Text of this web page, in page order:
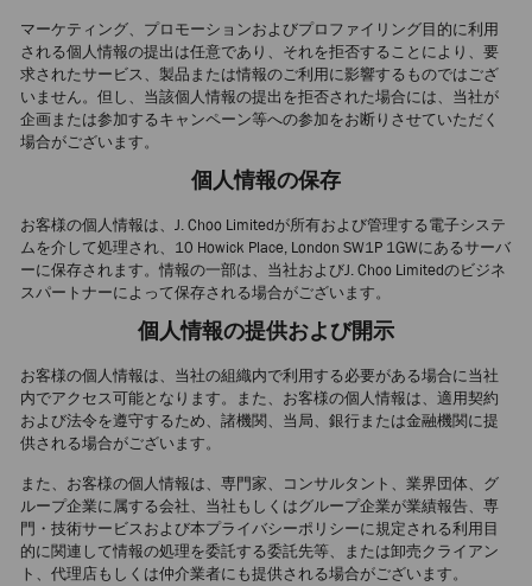
マーケティング、プロモーションおよびプロファイリング目的に利用
される個人情報の提出は任意であり、それを拒否することにより、要
求されたサービス、製品または情報のご利用に影響するものではござ
いません。但し、当該個人情報の提出を拒否された場合には、当社が
企画または参加するキャンペーン等への参加をお断りさせていただく
場合がございます。
個人情報の保存
お客様の個人情報は、J. Choo Limitedが所有および管理する電子システ
ムを介して処理され、10 Howick Place, London SW1P 1GWにあるサーバ
ーに保存されます。情報の一部は、当社およびJ. Choo Limitedのビジネ
スパートナーによって保存される場合がございます。
個人情報の提供および開示
お客様の個人情報は、当社の組織内で利用する必要がある場合に当社
内でアクセス可能となります。また、お客様の個人情報は、適用契約
および法令を遵守するため、諸機関、当局、銀行または金融機関に提
供される場合がございます。
また、お客様の個人情報は、専門家、コンサルタント、業界団体、グ
ループ企業に属する会社、当社もしくはグループ企業が業績報告、専
門・技術サービスおよび本プライバシーポリシーに規定される利用目
的に関連して情報の処理を委託する委託先等、または卸売クライアン
ト、代理店もしくは仲介業者にも提供される場合がございます。